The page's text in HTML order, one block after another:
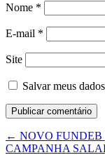
Nome *
E-mail *
Site
Salvar meus
← NOVO FUNDEB |
CAMPANHA